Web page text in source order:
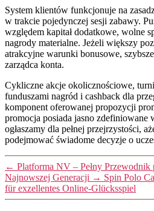
System klientów funkcjonuje na
w trakcie pojedynczej sesji zabawy.
względem kapitał dodatkowe, wolne
nagrody materialne. Jeżeli większy
atrakcyjne warunki bonusowe,
zarządca konta.
Cykliczne akcje okolicznościowe,
funduszami nagród i cashback dla
komponent oferowanej propozycji
promocja posiada jasno zdefiniowane
ogłaszamy dla pełnej przejrzystości,
podejmować świadome decyzje o
← Platforma NV – Pełny
Najnowszej Generacji → Spin Polo
für exzellentes Online-Glücksspiel